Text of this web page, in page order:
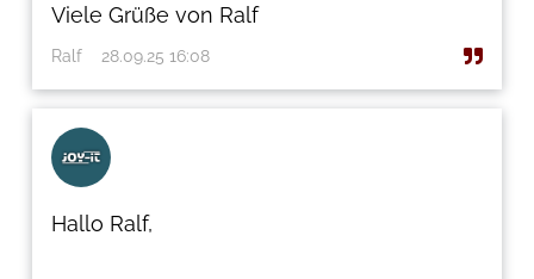
Viele Grüße von Ralf
Ralf 28.09.25 16:08
Hallo Ralf,